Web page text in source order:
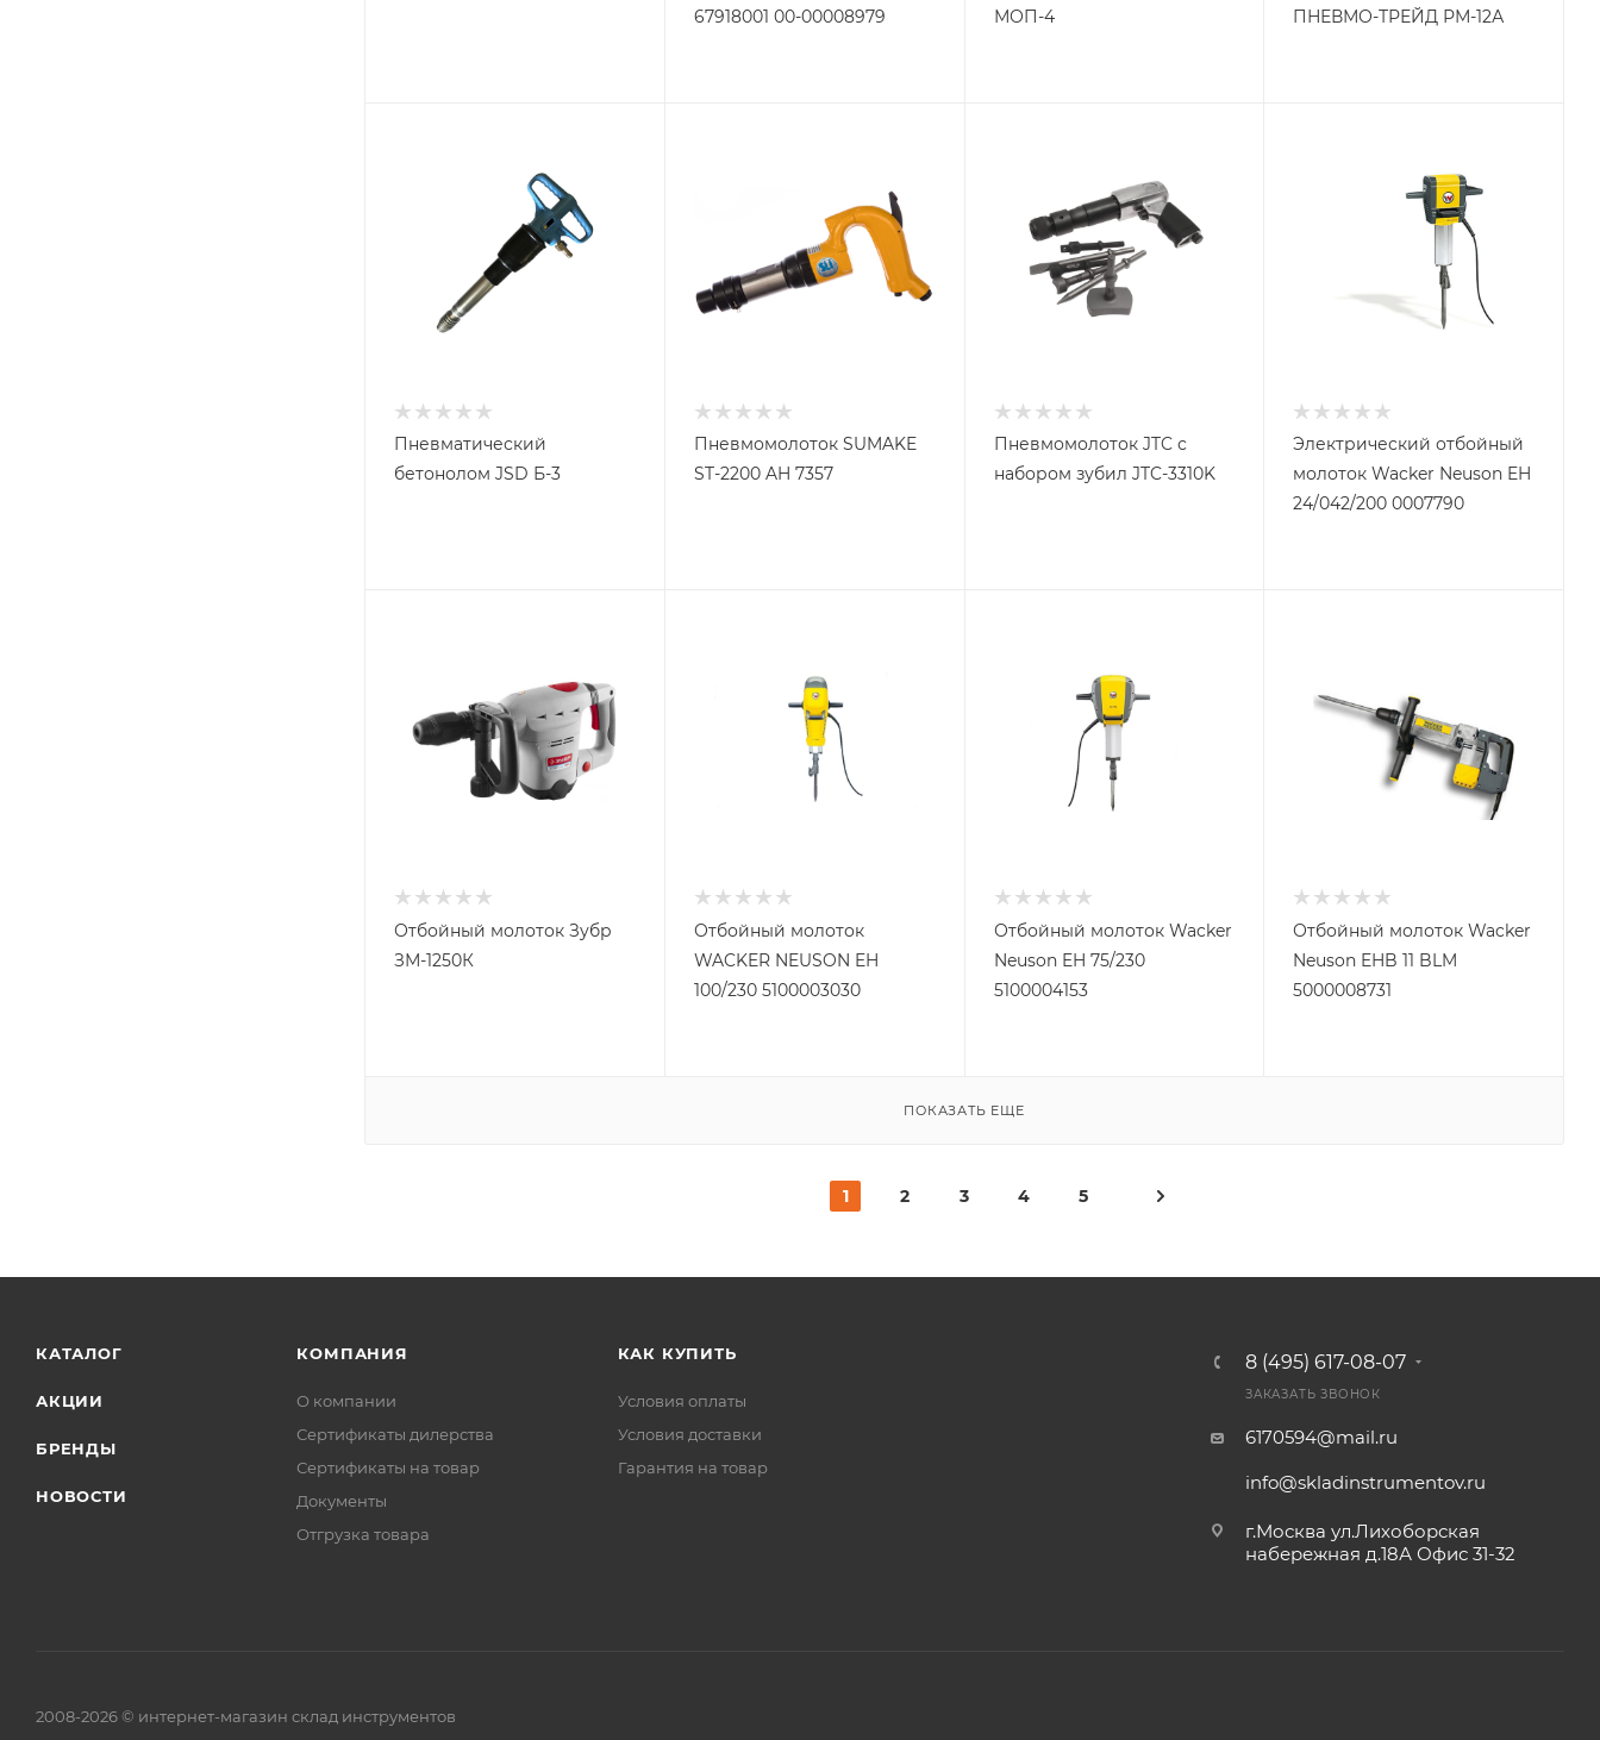
67918001 00-00008979
МОП-4
ПНЕВМО-ТРЕЙД РМ-12А
Пневматический
бетонолом JSD Б-3
Пневмомолоток SUMAKE
ST-2200 AH 7357
Пневмомолоток JTC с
набором зубил JTC-3310K
Электрический отбойный
молоток Wacker Neuson EH
24/042/200 0007790
Отбойный молоток Зубр
ЗМ-1250К
Отбойный молоток
WACKER NEUSON EH
100/230 5100003030
Отбойный молоток Wacker
Neuson EH 75/230
5100004153
Отбойный молоток Wacker
Neuson EHB 11 BLM
5000008731
ПОКАЗАТЬ ЕЩЕ
1 2 3 4 5
КАТАЛОГ
АКЦИИ
БРЕНДЫ
НОВОСТИ
КОМПАНИЯ
О компании
Сертификаты дилерства
Сертификаты на товар
Документы
Отгрузка товара
КАК КУПИТЬ
Условия оплаты
Условия доставки
Гарантия на товар
8 (495) 617-08-07
ЗАКАЗАТЬ ЗВОНОК
6170594@mail.ru
info@skladinstrumentov.ru
г.Москва ул.Лихоборская
набережная д.18А Офис 31-32
2008-2026 © интернет-магазин склад инструментов